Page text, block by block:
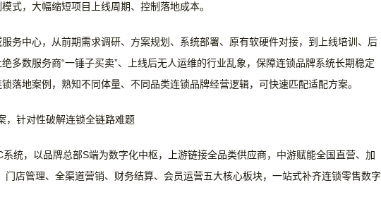
式，大幅缩短项目上线周期、控制落地成本。
务中心，从前期需求调研、方案规划、系统部署、原有软硬件对接，到上线培训、后
多数服务商“一锤子买卖”、上线后无人运维的行业乱象，保障连锁品牌系统长期稳定
落地案例，熟知不同体量、不同品类连锁品牌经营逻辑，可快速匹配适配方案。
，针对性破解连锁全链路难题
系统，以品牌总部S端为数字化中枢，上游链接全品类供应商，中游赋能全国直营、加
店管理、全渠道营销、财务结算、会员运营五大核心板块，一站式补齐连锁零售数字